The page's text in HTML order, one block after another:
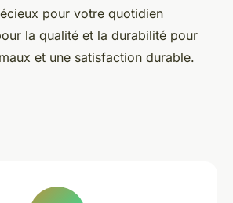
pour votre quotidien
la qualité et la durabilité pour
et une satisfaction durable.